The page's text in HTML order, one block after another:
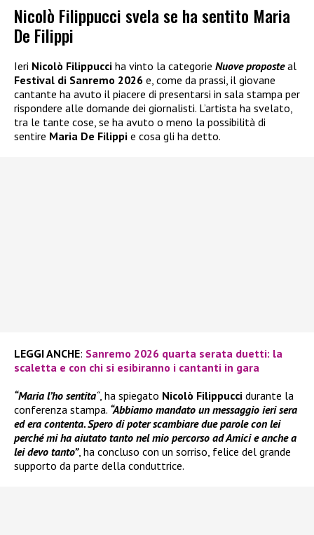
Nicolò Filippucci svela se ha sentito Maria
De Filippi
Ieri Nicolò Filippucci ha vinto la categorie Nuove proposteal
Festival di Sanremo 2026 e, come da prassi, il giovane
cantante ha avuto il piacere di presentarsi in sala stampa per
rispondere alle domande dei giornalisti. L’artista ha svelato,
tra le tante cose, se ha avuto o meno la possibilità di
sentire Maria De Filippi e cosa gli ha detto.
LEGGI ANCHE: Sanremo 2026 quarta serata duetti: la
scaletta e con chi si esibiranno i cantanti in gara
“Maria l’ho sentita“, ha spiegato Nicolò Filippucci durante la
conferenza stampa. “Abbiamo mandato un messaggio ieri sera
ed era contenta. Spero di poter scambiare due parole con lei
perché mi ha aiutato tanto nel mio percorso ad Amici e anche a
lei devo tanto”, ha concluso con un sorriso, felice del grande
supporto da parte della conduttrice.